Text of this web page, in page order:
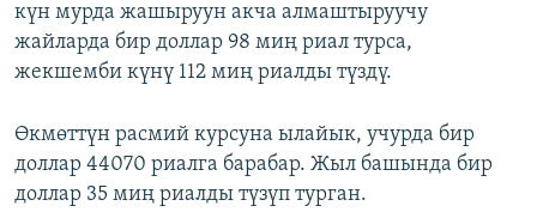
күн мурда жашыруун акча алмаштыруучу
жайларда бир доллар 98 миң риал турса,
жекшемби күнү 112 миң риалды түздү.
Өкмөттүн расмий курсуна ылайык, учурда бир
доллар 44070 риалга барабар. Жыл башында бир
доллар 35 миң риалды түзүп турган.